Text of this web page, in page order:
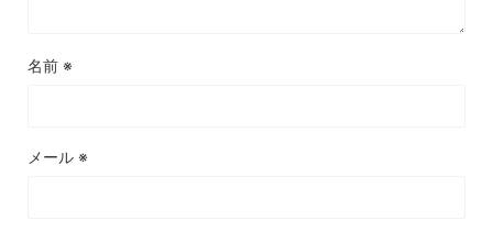
名前 ※
メール ※